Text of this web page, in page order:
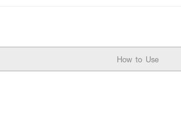
How to Use